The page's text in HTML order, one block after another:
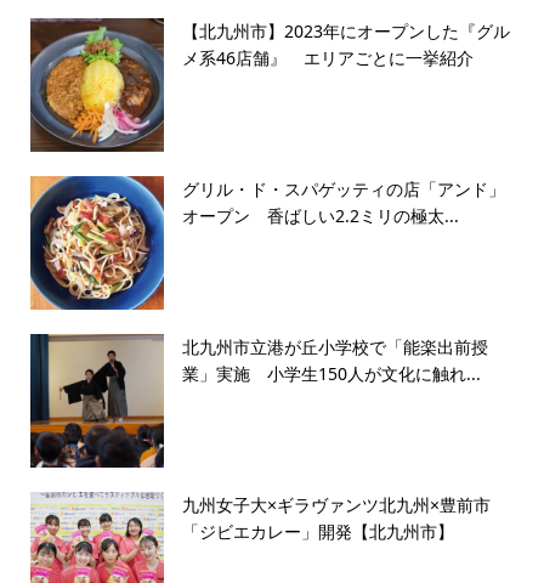
【北九州市】2023年にオープンした『グル
メ系46店舗』 エリアごとに一挙紹介
グリル・ド・スパゲッティの店「アンド」
オープン 香ばしい2.2ミリの極太...
北九州市立港が丘小学校で「能楽出前授
業」実施 小学生150人が文化に触れ...
九州女子大×ギラヴァンツ北九州×豊前市
「ジビエカレー」開発【北九州市】